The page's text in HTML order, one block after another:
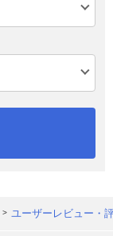
ユーザーレビュー・